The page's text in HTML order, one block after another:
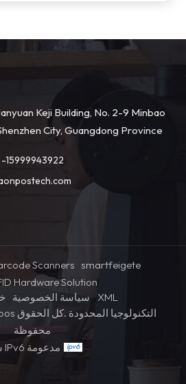
Keji Building, No. 2-9 Minbao
City, Guangdong Province
15999943922
Scanners smartfeigete
Hardware Solution
سياسة الخصوصية
XML
محفوظة
شبكة IPv6 مدعومة